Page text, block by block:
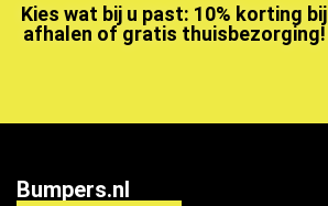
Kies wat bij u past: 10% korting bij
afhalen of gratis thuisbezorging!
Bumpers.nl